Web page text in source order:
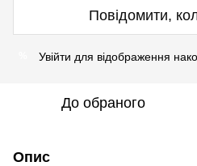
Повідомити,
Увійти для відображення
До обраного
Опис